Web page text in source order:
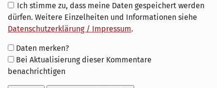
Ich stimme zu, dass meine Daten gespeichert werden
dürfen. Weitere Einzelheiten und Informationen siehe
Datenschutzerklärung / Impressum.
Formular-
Optionen
Daten merken?
Bei Aktualisierung dieser Kommentare
benachrichtigen